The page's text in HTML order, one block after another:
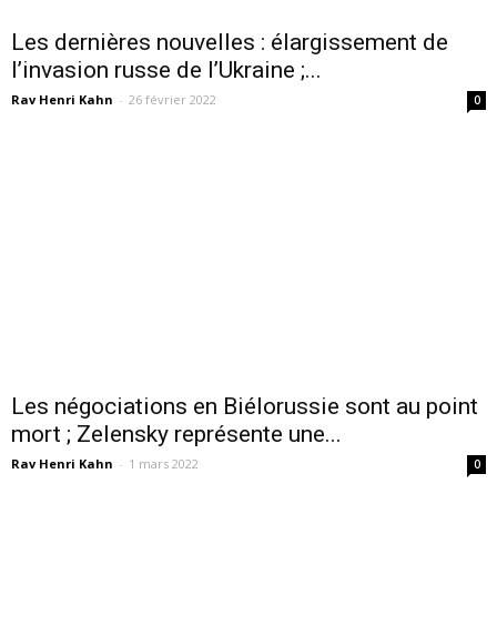
Les dernières nouvelles : élargissement de
l’invasion russe de l’Ukraine ;...
Rav Henri Kahn - 26 février 2022 0
Les négociations en Biélorussie sont au point
mort ; Zelensky représente une...
Rav Henri Kahn - 1 mars 2022 0